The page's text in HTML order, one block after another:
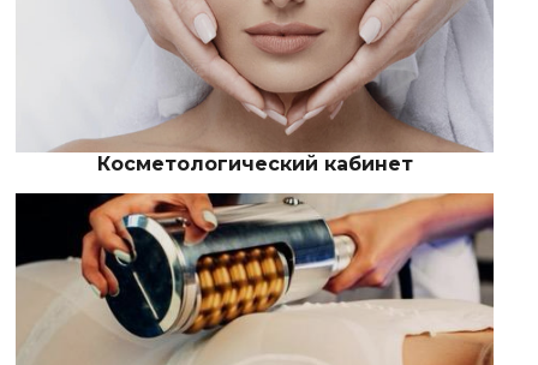
Косметологический кабинет